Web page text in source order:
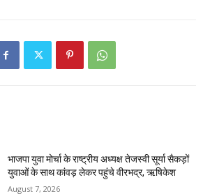
भाजपा युवा मोर्चा के राष्ट्रीय अध्यक्ष तेजस्वी सूर्या सैकड़ों
युवाओं के साथ कांवड़ लेकर पहुंचे वीरभद्र, ऋषिकेश
August 7, 2026